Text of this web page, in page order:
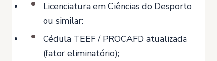
Licenciatura em Ciências do Desporto
ou similar;
Cédula TEEF / PROCAFD atualizada
(fator eliminatório);